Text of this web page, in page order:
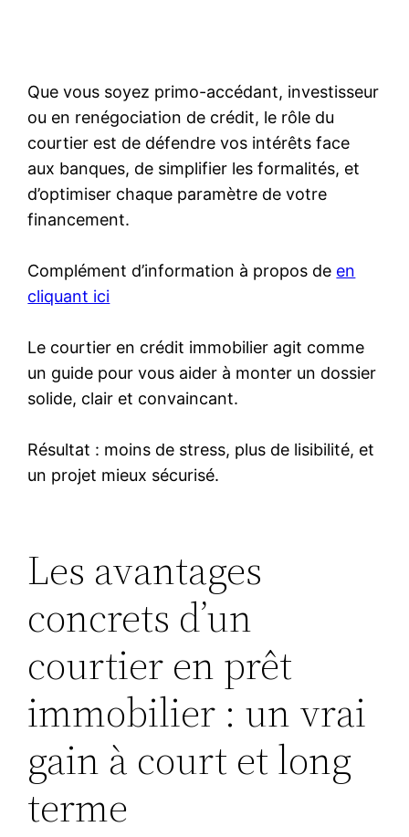
Que vous soyez primo-accédant, investisseur
ou en renégociation de crédit, le rôle du
courtier est de défendre vos intérêts face
aux banques, de simplifier les formalités, et
d’optimiser chaque paramètre de votre
financement.
Complément d’information à propos de en
cliquant ici
Le courtier en crédit immobilier agit comme
un guide pour vous aider à monter un dossier
solide, clair et convaincant.
Résultat : moins de stress, plus de lisibilité, et
un projet mieux sécurisé.
Les avantages
concrets d’un
courtier en prêt
immobilier : un vrai
gain à court et long
terme